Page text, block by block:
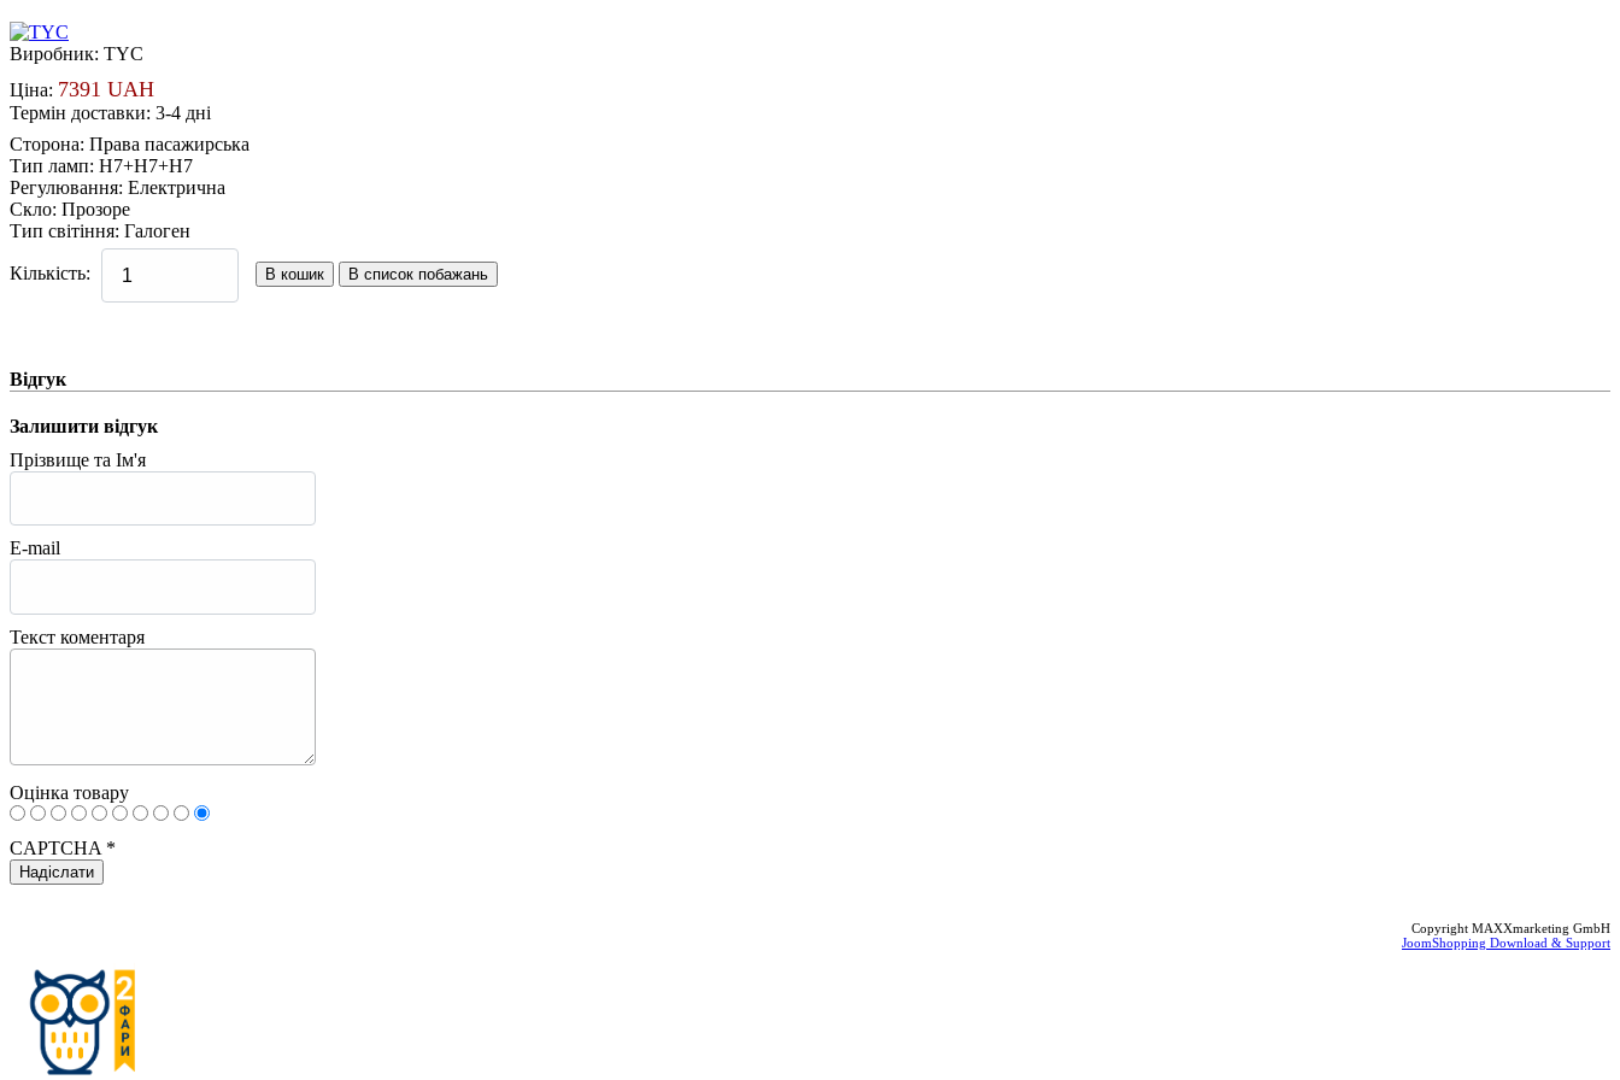
Виробник: TYC
Ціна: 7391 UAH
Термін доставки: 3-4 дні
Сторона: Права пасажирська
Тип ламп: H7+H7+H7
Регулювання: Електрична
Скло: Прозоре
Тип світіння: Галоген
Кількість:
Відгук
Залишити відгук
Прізвище та Ім'я
E-mail
Текст коментаря
Оцінка товару
CAPTCHA *
Copyright MAXXmarketing GmbH
JoomShopping Download & Support